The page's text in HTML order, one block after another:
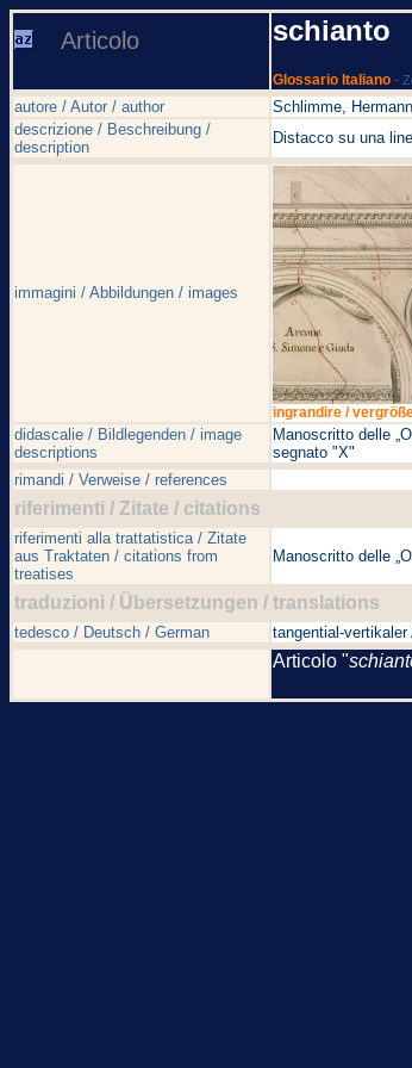
Articolo schianto
Glossario Italiano -
autore / Autor / author
Schlimme, Hermann
descrizione / Beschreibung /
description
Distacco su una
immagini / Abbildungen / images
ingrandire /
didascalie / Bildlegenden / image
descriptions
Manoscritto delle
segnato "X"
rimandi / Verweise / references
riferimenti / Zitate / citations
riferimenti alla trattatistica / Zitate
aus Traktaten / citations from
treatises
Manoscritto delle
traduzioni / Übersetzungen / translations
tedesco / Deutsch / German tangential-
Articolo "